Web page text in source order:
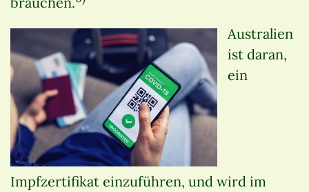
Australien
ist daran,
ein
Impfzertifikat einzuführen, und wird im